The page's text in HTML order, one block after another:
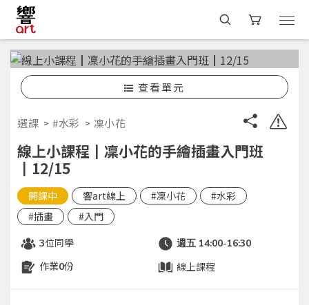
查看單元
選課 #水彩 凜小花
線上小課程┃凜小花的手繪插畫入門班
┃12/15
開課中 響art線上 #凜小花
#水彩
#插畫
#入門
3位同學 週五 14:00-16:30
作業0份 線上課程